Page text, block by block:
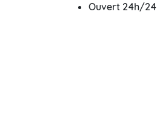
Ouvert 24h/24